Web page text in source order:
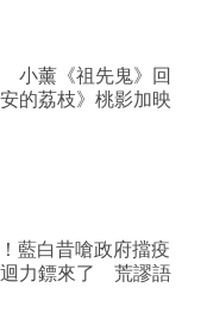
小薰《祖先鬼》回
的荔枝》桃影加映
藍白昔嗆政府擋疫
力鏢來了 荒謬語